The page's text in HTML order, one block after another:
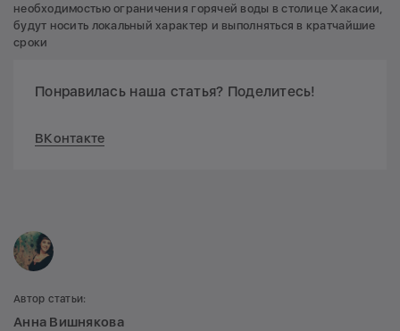
необходимостью ограничения горячей воды в столице Хакасии,
будут носить локальный характер и выполняться в кратчайшие
сроки
Понравилась наша статья? Поделитесь!
ВКонтакте
Автор статьи:
Анна Вишнякова